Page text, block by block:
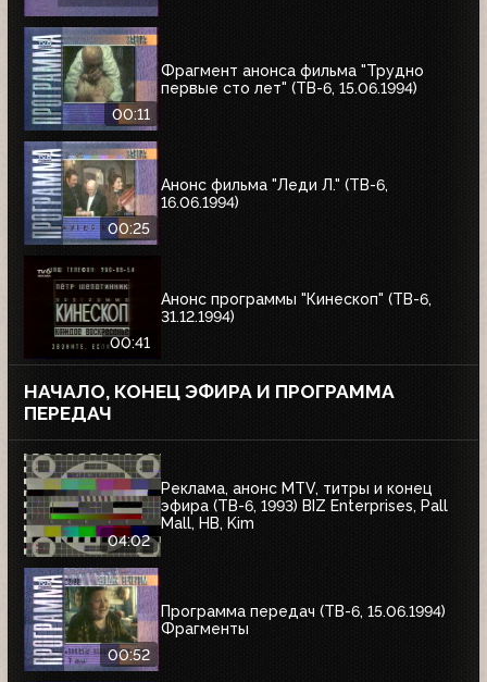
00:11
Фрагмент анонса фильма "Трудно
первые сто лет" (ТВ-6, 15.06.1994)
00:25
Анонс фильма "Леди Л." (ТВ-6,
16.06.1994)
00:41
Анонс программы "Кинескоп" (ТВ-6,
31.12.1994)
НАЧАЛО, КОНЕЦ ЭФИРА И ПРОГРАММА
ПЕРЕДАЧ
04:02
Реклама, анонс MTV, титры и конец
эфира (ТВ-6, 1993) BIZ Enterprises, Pall
Mall, HB, Kim
00:52
Программа передач (ТВ-6, 15.06.1994)
Фрагменты